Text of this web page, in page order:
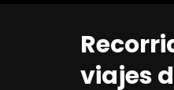
viajes